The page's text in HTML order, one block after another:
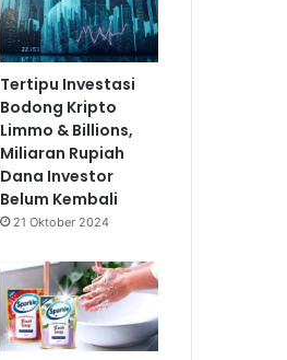
Tertipu Investasi
Bodong Kripto
Limmo & Billions,
Miliaran Rupiah
Dana Investor
Belum Kembali
21 Oktober 2024